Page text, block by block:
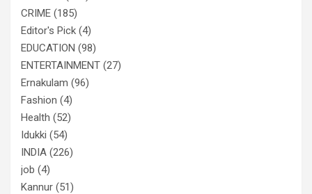
CRIME (185)
Editor's Pick (4)
EDUCATION (98)
ENTERTAINMENT (27)
Ernakulam (96)
Fashion (4)
Health (52)
Idukki (54)
INDIA (226)
job (4)
Kannur (51)